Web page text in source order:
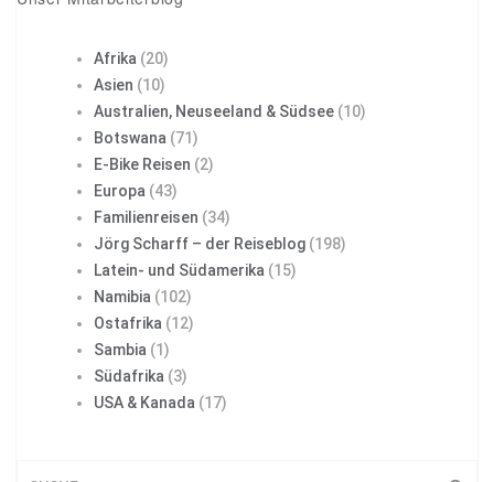
Afrika (20)
Asien (10)
Australien, Neuseeland & Südsee (10)
Botswana (71)
E-Bike Reisen (2)
Europa (43)
Familienreisen (34)
Jörg Scharff – der Reiseblog (198)
Latein- und Südamerika (15)
Namibia (102)
Ostafrika (12)
Sambia (1)
Südafrika (3)
USA & Kanada (17)